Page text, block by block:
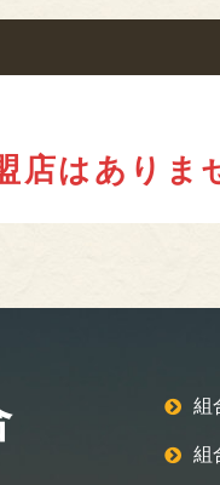
店はありま
組
組